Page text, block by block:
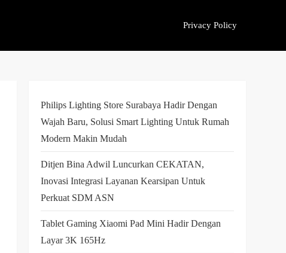
Privacy Policy
Philips Lighting Store Surabaya Hadir Dengan
Wajah Baru, Solusi Smart Lighting Untuk Rumah
Modern Makin Mudah
Ditjen Bina Adwil Luncurkan CEKATAN,
Inovasi Integrasi Layanan Kearsipan Untuk
Perkuat SDM ASN
Tablet Gaming Xiaomi Pad Mini Hadir Dengan
Layar 3K 165Hz